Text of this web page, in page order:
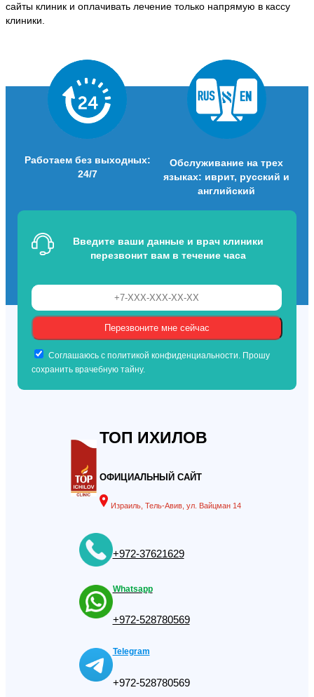
сайты клиник и оплачивать лечение только напрямую в кассу
клиники.
Работаем без выходных:
24/7
Обслуживание на трех
языках: иврит, русский и
английский
Введите ваши данные и врач клиники
перезвонит вам в течение часа
Соглашаюсь с политикой конфиденциальности. Прошу
сохранить врачебную тайну.
ТОП ИХИЛОВ
ОФИЦИАЛЬНЫЙ САЙТ
Израиль, Тель-Авив, ул. Вайцман 14
+972-37621629
Whatsapp
+972-528780569
Telegram
+972-528780569